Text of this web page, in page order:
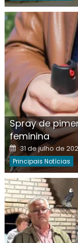
Spray de
feminina
Posted
on
31 de julho de
Principais Notícias